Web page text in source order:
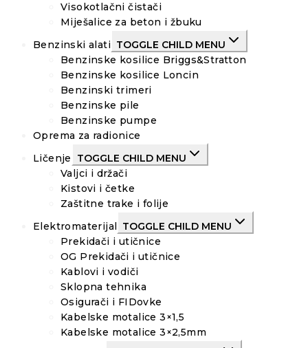
Visokotlačni čistači
Miješalice za beton i žbuku
Benzinski alati TOGGLE CHILD MENU
Benzinske kosilice Briggs&Stratton
Benzinske kosilice Loncin
Benzinski trimeri
Benzinske pile
Benzinske pumpe
Oprema za radionice
Ličenje
TOGGLE CHILD MENU
Valjci i držači
Kistovi i četke
Zaštitne trake i folije
Elektromaterijal
TOGGLE CHILD MENU
Prekidači i utičnice
OG Prekidači i utičnice
Kablovi i vodiči
Sklopna tehnika
Osigurači i FIDovke
Kabelske motalice 3×1,5
Kabelske motalice 3×2,5mm